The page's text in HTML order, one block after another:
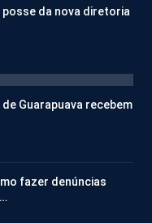
posse da nova diretoria
Guarapuava recebem
fazer denúncias